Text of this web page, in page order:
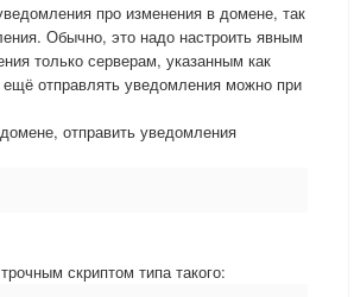
про изменения в домене, так
Обычно, это надо настроить явным
только серверам, указанным как
отправлять уведомления можно при
отправить уведомления
скриптом типа такого: